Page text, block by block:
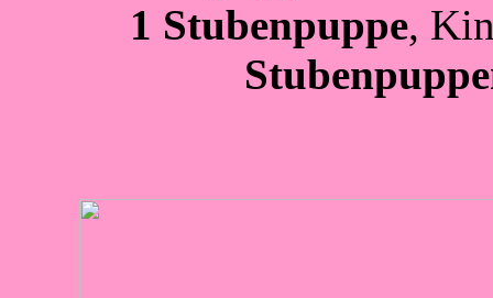
1 Stubenpuppe,